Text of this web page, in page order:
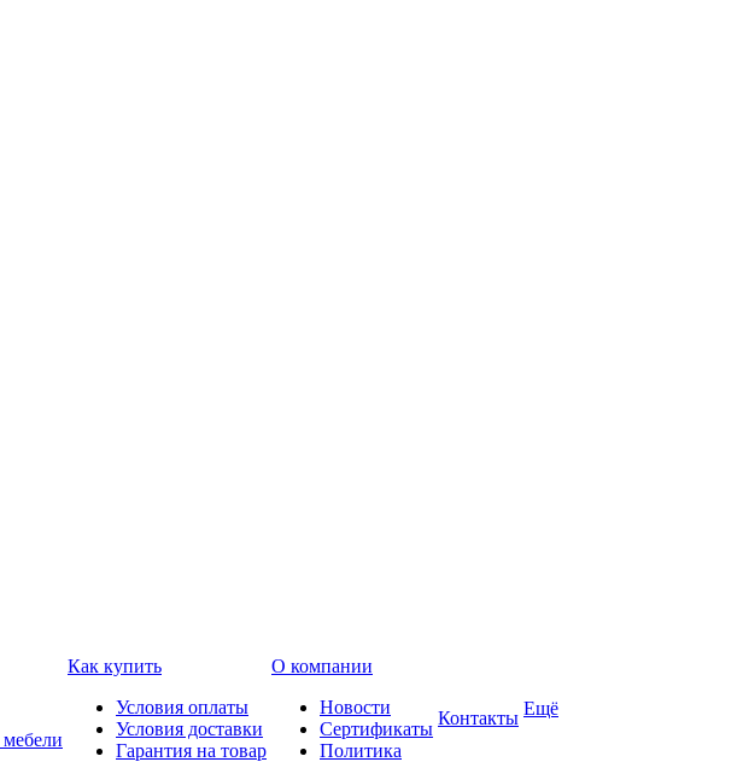
Как купить
Условия оплаты
Условия доставки
Гарантия на товар
О компании
Новости
Сертификаты
Политика
Контакты Ещё